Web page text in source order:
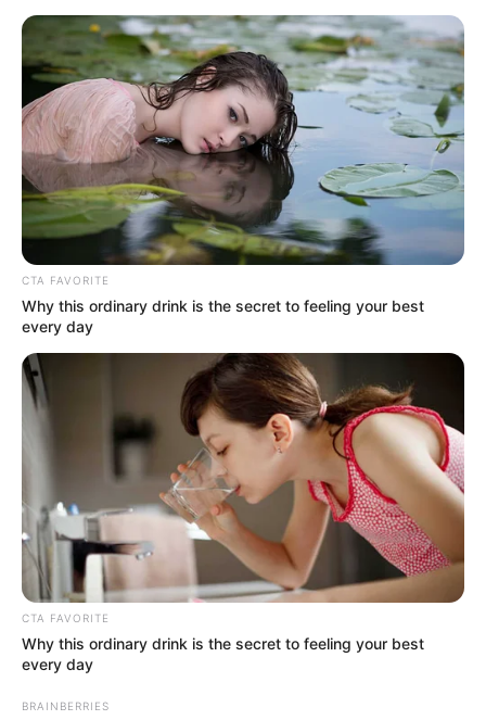
bySzerző • June 21, 2025
CTA FAVORITE
Why this ordinary drink is the secret to feeling your best
every day
CTA FAVORITE
Why this ordinary drink is the secret to feeling your best
every day
BRAINBERRIES